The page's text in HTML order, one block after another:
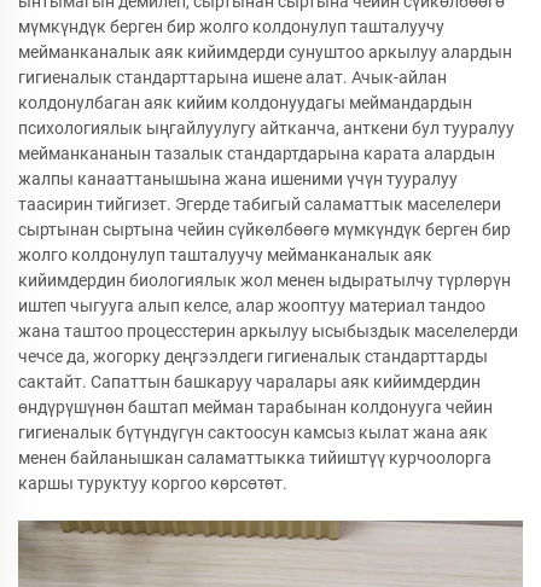
мүмкүндүк берген бир жолго колдонулуп ташталуучу
мейманканалык аяк кийимдерди сунуштоо аркылуу алардын
гигиеналык стандарттарына ишене алат. Ачык-айлан
колдонулбаган аяк кийим колдонуудагы меймандардын
психологиялык ыңгайлуулугу айтканча, анткени бул тууралуу
мейманкананын тазалык стандартдарына карата алардын
жалпы канааттанышына жана ишеними үчүн тууралуу
таасирин тийгизет. Эгерде табигый саламаттык маселелери
сыртынан сыртына чейин сүйкөлбөөгө мүмкүндүк берген бир
жолго колдонулуп ташталуучу мейманканалык аяк
кийимдердин биологиялык жол менен ыдыратылчу түрлөрүн
иштеп чыгууга алып келсе, алар жооптуу материал тандоо
жана таштоо процесстерин аркылуу ысыбыздык маселелерди
чечсе да, жогорку деңгээлдеги гигиеналык стандарттарды
сактайт. Сапаттын башкаруу чаралары аяк кийимдердин
өндүрүшүнөн баштап мейман тарабынан колдонууга чейин
гигиеналык бүтүндүгүн сактоосун камсыз кылат жана аяк
менен байланышкан саламаттыкка тийиштүү курчоолорга
каршы туруктуу коргоо көрсөтөт.